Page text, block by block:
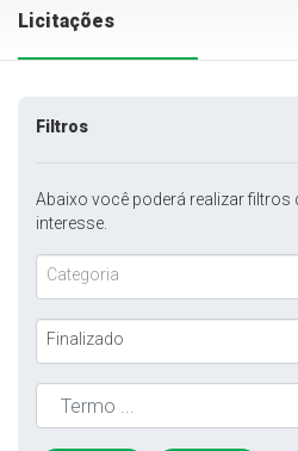
Licitações
Filtros
Abaixo você poderá realizar
interesse.
Categoria
Finalizado